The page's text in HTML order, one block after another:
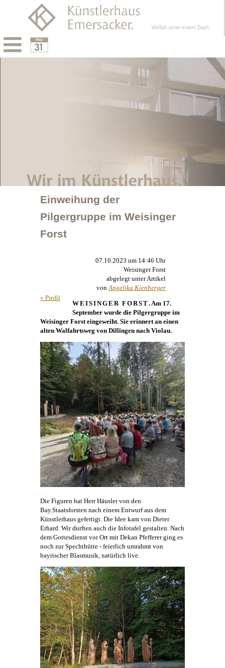
Einweihung der
Pilgergruppe im Weisinger
Forst
07.10.2023 um 14:46 Uhr
Weisinger Forst
abgelegt unter Artikel
von Angelika Kienberger
» Profil
WEISINGER FORST. Am 17.
September wurde die Pilgergruppe im
Weisinger Forst eingeweiht. Sie erinnert an einen
alten Walfahrtsweg von Dillingen nach Violau.
Die Figuren hat Herr Häusler von den
Bay.Staatsforsten nach einem Entwurf aus dem
Künstlerhaus gefertigt. Die Idee kam von Dieter
Erhard. Wir durften auch die Infotafel gestalten. Nach
dem Gottesdienst vor Ort mit Dekan Pfefferer ging es
noch zur Spechthütte - feierlich umrahmt von
bayrischer Blasmusik, natürlich live.